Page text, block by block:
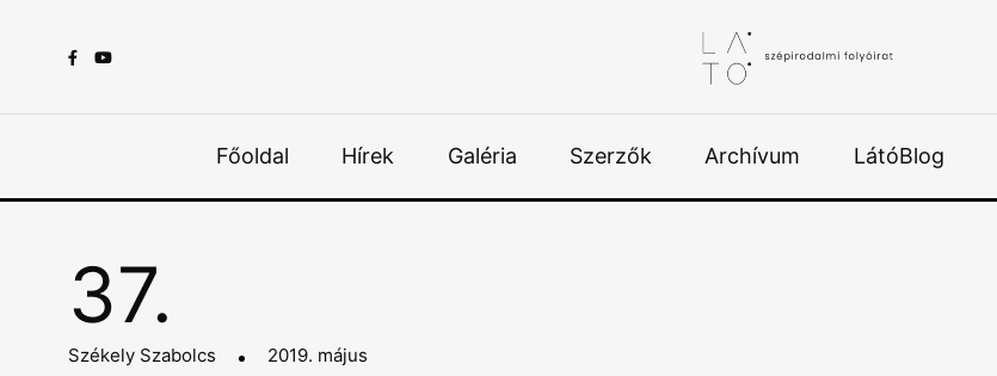
Főoldal Hírek Galéria Szerzők Archívum LátóBlog
37.
Székely Szabolcs 2019. május